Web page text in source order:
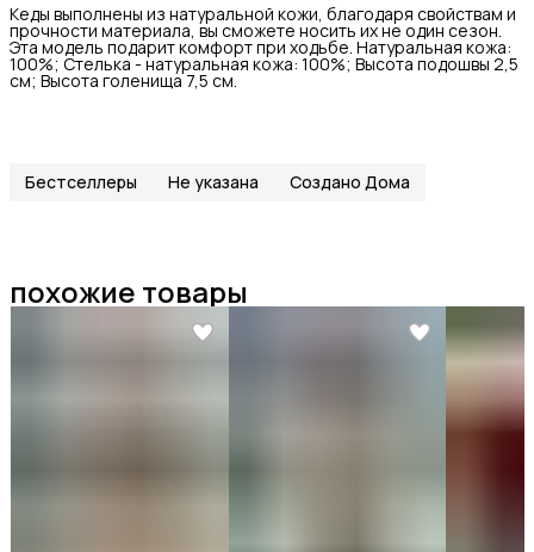
Кеды выполнены из натуральной кожи, благодаря свойствам и
прочности материала, вы сможете носить их не один сезон.
Эта модель подарит комфорт при ходьбе. Натуральная кожа:
100%; Стелька - натуральная кожа: 100%; Высота подошвы 2,5
см; Высота голенища 7,5 см.
Бестселлеры Не указана Создано Дома
похожие товары